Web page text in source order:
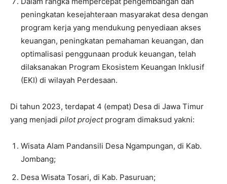
peningkatan kesejahteraan masyarakat desa dengan
program kerja yang mendukung penyediaan akses
keuangan, peningkatan pemahaman keuangan, dan
optimalisasi penggunaan produk keuangan, telah
dilaksanakan Program Ekosistem Keuangan Inklusif
(EKI) di wilayah Perdesaan.
Di tahun 2023, terdapat 4 (empat) Desa di Jawa Timur
yang menjadi pilot project program dimaksud yakni:
Wisata Alam Pandansili Desa Ngampungan, di Kab.
Jombang;
Desa Wisata Tosari, di Kab. Pasuruan;